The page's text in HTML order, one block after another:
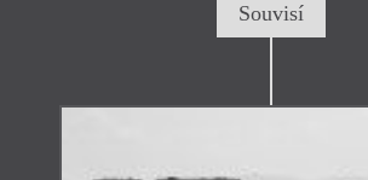
Souvisí